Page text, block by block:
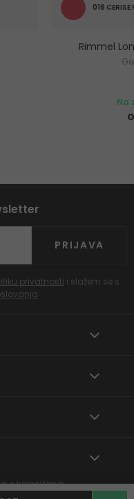
016 CERISE
Rimmel
Na
PRIJAVA
privatnosti i slažem se s
o kolačićima